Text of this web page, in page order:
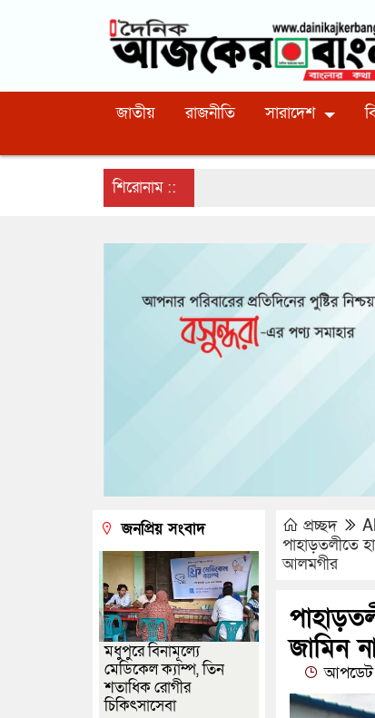
জাতীয় রাজনীতি সারাদেশ
শিরোনাম ::
প্রচ্ছদ
পাহাড়তলীতে
আলমগীর
জামিন
আপডেট
জনপ্রিয় সংবাদ
মধুপুরে বিনামূল্যে
মেডিকেল ক্যাম্প, তিন
শতাধিক রোগীর
চিকিৎসাসেবা